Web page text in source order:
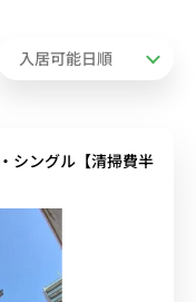
シングル【清掃費半